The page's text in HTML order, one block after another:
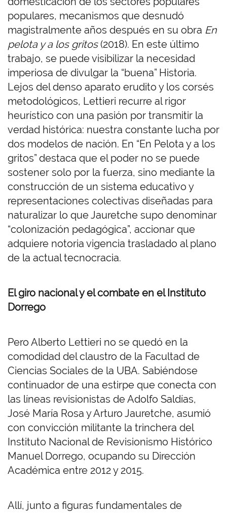
populares, mecanismos que desnudó
magistralmente años después en su obra En
pelota y a los gritos(2018). En este último
trabajo, se puede visibilizar la necesidad
imperiosa de divulgar la “buena” Historia.
Lejos del denso aparato erudito y los corsés
metodológicos, Lettieri recurre al rigor
heurístico con una pasión por transmitir la
verdad histórica: nuestra constante lucha por
dos modelos de nación. En “En Pelota y a los
gritos” destaca que el poder no se puede
sostener solo por la fuerza, sino mediante la
construcción de un sistema educativo y
representaciones colectivas diseñadas para
naturalizar lo que Jauretche supo denominar
“colonización pedagógica”, accionar que
adquiere notoria vigencia trasladado al plano
de la actual tecnocracia.
El giro nacional y el combate en el Instituto
Dorrego
Pero Alberto Lettieri no se quedó en la
comodidad del claustro de la Facultad de
Ciencias Sociales de la UBA. Sabiéndose
continuador de una estirpe que conecta con
las líneas revisionistas de Adolfo Saldías,
José María Rosa y Arturo Jauretche, asumió
con convicción militante la trinchera del
Instituto Nacional de Revisionismo Histórico
Manuel Dorrego, ocupando su Dirección
Académica entre 2012 y 2015.
Allí, junto a figuras fundamentales de